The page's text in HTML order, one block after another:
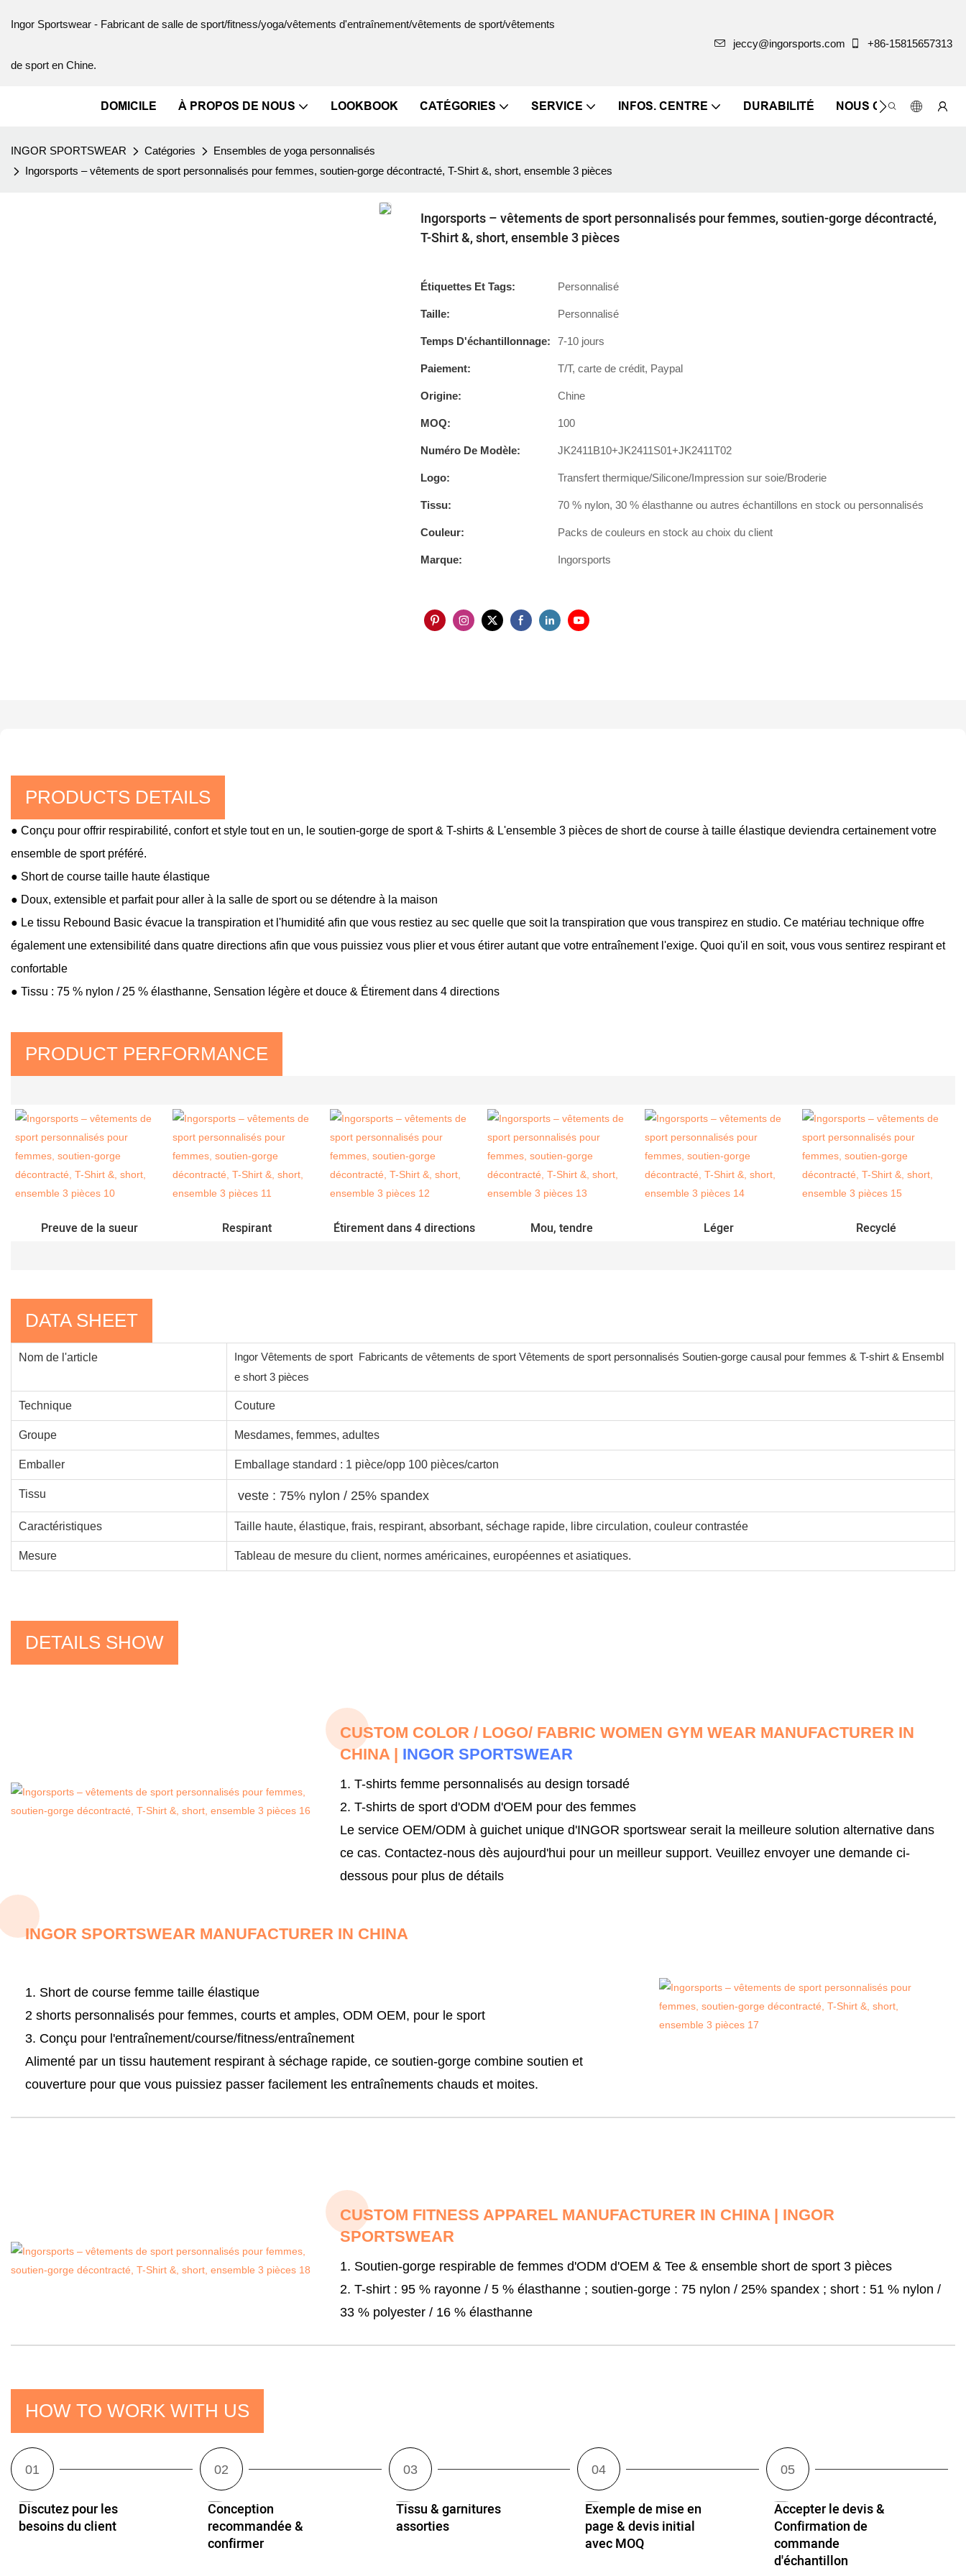
Ingor Sportswear - Fabricant de salle de sport/fitness/yoga/vêtements d'entraînement/vêtements de sport/vêtements
de sport en Chine.
jeccy@ingorsports.com +86-15815657313
DOMICILE À PROPOS DE NOUS LOOKBOOK CATÉGORIES SERVICE INFOS. CENTRE DURABILITÉ NOUS CONTACTER
INGOR SPORTSWEAR Catégories
Ensembles de yoga personnalisés
Ingorsports – vêtements de sport personnalisés pour femmes, soutien-gorge décontracté, T-Shirt &, short, ensemble 3 pièces
Ingorsports – vêtements de sport personnalisés pour femmes, soutien-gorge décontracté,
T-Shirt &, short, ensemble 3 pièces
Étiquettes Et Tags: Personnalisé
Taille: Personnalisé
Temps D'échantillonnage: 7-10 jours
Paiement: T/T, carte de crédit, Paypal
Origine: Chine
MOQ: 100
Numéro De Modèle: JK2411B10+JK2411S01+JK2411T02
Logo: Transfert thermique/Silicone/Impression sur soie/Broderie
Tissu: 70 % nylon, 30 % élasthanne ou autres échantillons en stock ou personnalisés
Couleur: Packs de couleurs en stock au choix du client
Marque: Ingorsports
PRODUCTS DETAILS
● Conçu pour offrir respirabilité, confort et style tout en un, le soutien-gorge de sport & T-shirts & L'ensemble 3 pièces de short de course à taille élastique deviendra certainement votre
ensemble de sport préféré.
● Short de course taille haute élastique
● Doux, extensible et parfait pour aller à la salle de sport ou se détendre à la maison
● Le tissu Rebound Basic évacue la transpiration et l'humidité afin que vous restiez au sec quelle que soit la transpiration que vous transpirez en studio. Ce matériau technique offre
également une extensibilité dans quatre directions afin que vous puissiez vous plier et vous étirer autant que votre entraînement l'exige. Quoi qu'il en soit, vous vous sentirez respirant et
confortable
● Tissu : 75 % nylon / 25 % élasthanne, Sensation légère et douce & Étirement dans 4 directions
PRODUCT PERFORMANCE
Preuve de la sueur Respirant Étirement dans 4 directions Mou, tendre Léger Recyclé
DATA SHEET
Nom de l'article Ingor Vêtements de sport Fabricants de vêtements de sport Vêtements de sport personnalisés Soutien-gorge causal pour femmes & T-shirt & Ensembl
e short 3 pièces
Technique Couture
Groupe Mesdames, femmes, adultes
Emballer Emballage standard : 1 pièce/opp 100 pièces/carton
Tissu veste : 75% nylon / 25% spandex
Caractéristiques Taille haute, élastique, frais, respirant, absorbant, séchage rapide, libre circulation, couleur contrastée
Mesure Tableau de mesure du client, normes américaines, européennes et asiatiques.
DETAILS SHOW
CUSTOM COLOR / LOGO/ FABRIC WOMEN GYM WEAR MANUFACTURER IN
CHINA | INGOR SPORTSWEAR
1. T-shirts femme personnalisés au design torsadé
2. T-shirts de sport d'ODM d'OEM pour des femmes
Le service OEM/ODM à guichet unique d'INGOR sportswear serait la meilleure solution alternative dans
ce cas. Contactez-nous dès aujourd'hui pour un meilleur support. Veuillez envoyer une demande ci-
dessous pour plus de détails
INGOR SPORTSWEAR MANUFACTURER IN CHINA
1. Short de course femme taille élastique
2 shorts personnalisés pour femmes, courts et amples, ODM OEM, pour le sport
3. Conçu pour l'entraînement/course/fitness/entraînement
Alimenté par un tissu hautement respirant à séchage rapide, ce soutien-gorge combine soutien et
couverture pour que vous puissiez passer facilement les entraînements chauds et moites.
CUSTOM FITNESS APPAREL MANUFACTURER IN CHINA | INGOR
SPORTSWEAR
1. Soutien-gorge respirable de femmes d'ODM d'OEM & Tee & ensemble short de sport 3 pièces
2. T-shirt : 95 % rayonne / 5 % élasthanne ; soutien-gorge : 75 nylon / 25% spandex ; short : 51 % nylon /
33 % polyester / 16 % élasthanne
HOW TO WORK WITH US
Discutez pour les
besoins du client
Conception
recommandée &
confirmer
Tissu & garnitures
assorties
Exemple de mise en
page & devis initial
avec MOQ
Accepter le devis &
Confirmation de
commande
d'échantillon